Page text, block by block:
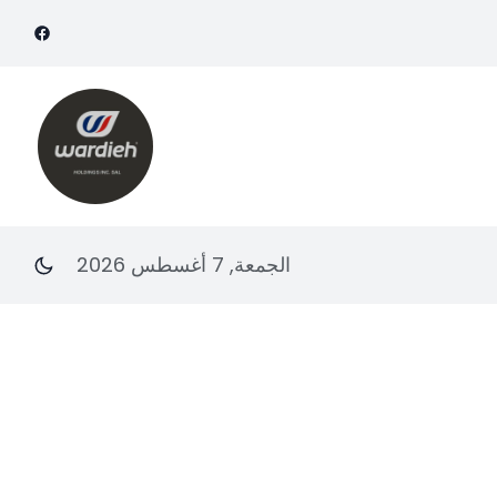
الجمعة, 7 أغسطس 2026